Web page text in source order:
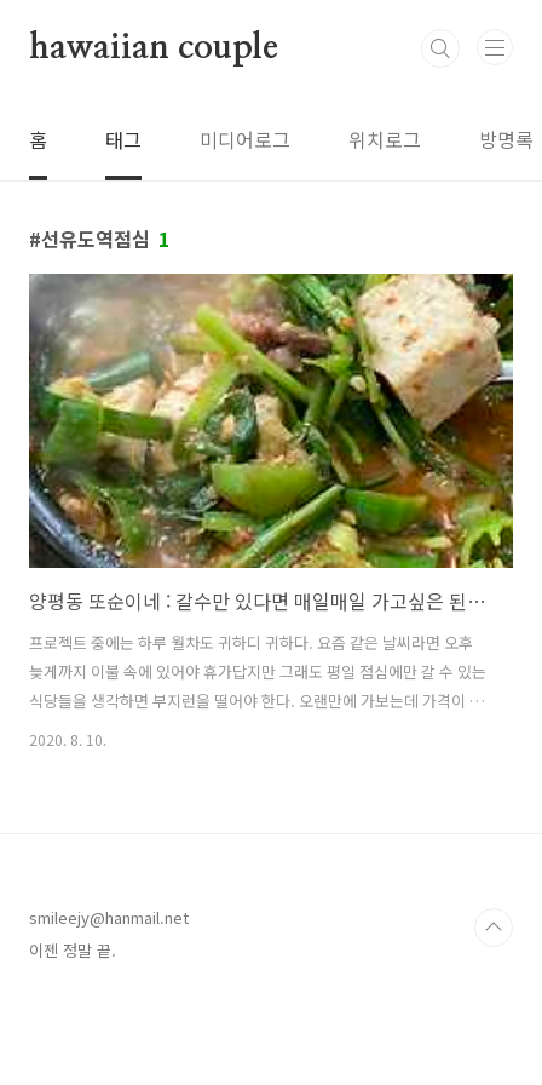
hawaiian couple
홈 태그 미디어로그 위치로그 방명록
선유도역점심 1
양평동 또순이네 : 갈수만 있다면 매일매일 가고싶은 된장찌개 맛집
프로젝트 중에는 하루 월차도 귀하디 귀하다. 요즘 같은 날씨라면 오후
늦게까지 이불 속에 있어야 휴가답지만 그래도 평일 점심에만 갈 수 있는
식당들을 생각하면 부지런을 떨어야 한다. 오랜만에 가보는데 가격이 6
천원이라 놀랐음요 ㅠㅠ 주차도 되는데 말입니다요 ㅠㅠ
2020. 8. 10.
smileejy@hanmail.net
이젠 정말 끝.